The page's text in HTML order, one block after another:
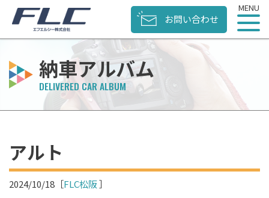
お問い合わせ
納車アルバム
アルト
2024/10/18 ［FLC松阪］